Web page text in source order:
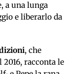
a una lunga
e liberarlo da
, che
2016, racconta le